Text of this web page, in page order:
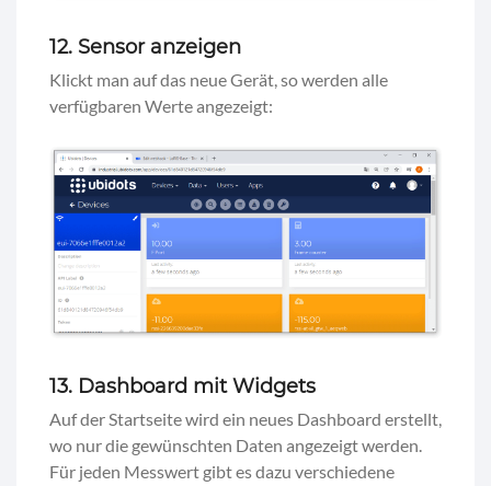
12. Sensor anzeigen
Klickt man auf das neue Gerät, so werden alle
verfügbaren Werte angezeigt:
13. Dashboard mit Widgets
Auf der Startseite wird ein neues Dashboard erstellt,
wo nur die gewünschten Daten angezeigt werden.
Für jeden Messwert gibt es dazu verschiedene